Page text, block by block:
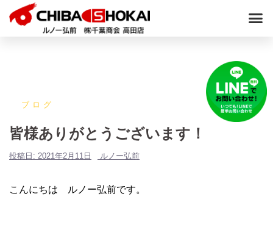
ブログ
皆様ありがとうございます！
投稿日: 2021年2月11日 ルノー弘前
こんにちは ルノー弘前です。